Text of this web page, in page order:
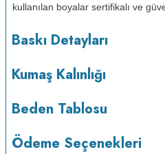
kullanılan boyalar sertifikalı ve
vermez.
Kumaş Kalınlığı :
Bakım : Kısa programda
kurutulmaz.Orta ısıda ve tersten
Baskı Detayları
Kumaş Kalınlığı
Beden Tablosu
Ödeme Seçenekleri